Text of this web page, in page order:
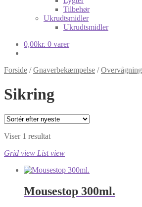
Tilbehør
Ukrudtsmidler
Ukrudtsmidler
0,00kr. 0 varer
Forside /Gnaverbekæmpelse /Overvågning
Sikring
Viser 1 resultat
Grid view List view
Mousestop 300ml.